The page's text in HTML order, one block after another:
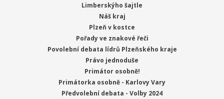
Limberskýho šajtle
Náš kraj
Plzeň v kostce
Pořady ve znakové řeči
Povolební debata lídrů Plzeňského kraje
Právo jednoduše
Primátor osobně!
Primátorka osobně - Karlovy Vary
Předvolební debata - Volby 2024